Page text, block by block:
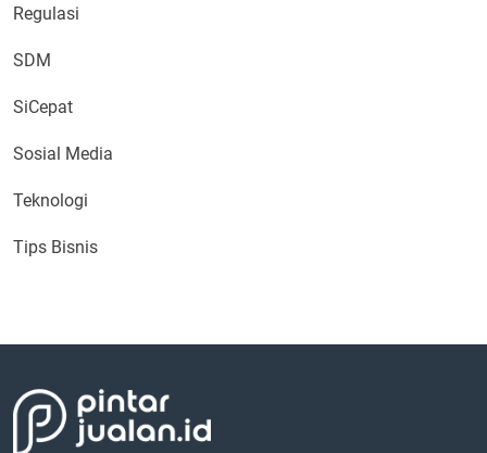
Regulasi
SDM
SiCepat
Sosial Media
Teknologi
Tips Bisnis